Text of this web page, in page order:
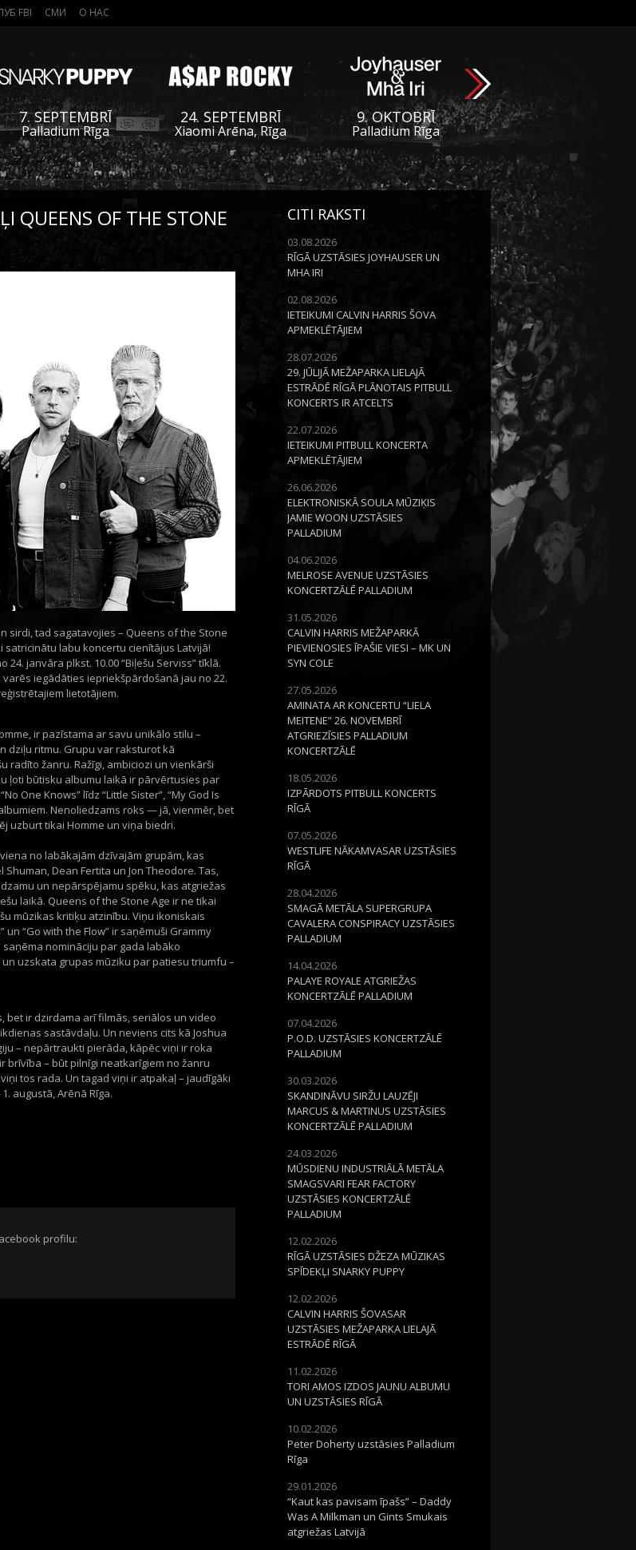
FBI СМИ О НАС
7. SEPTEMBRĪ
Palladium Rīga
24. SEPTEMBRĪ
Xiaomi Arēna, Rīga
9. OKTOBRĪ
Palladium Rīga
QUEENS OF THE STONE
sirdi, tad sagatavojies – Queens of the Stone
satricinātu labu koncertu cienītājus Latvijā!
janvāra plkst. 10.00 “Biļešu Serviss” tīklā.
iegādāties iepriekšpārdošanā jau no 22.
lietotājiem.
ir pazīstama ar savu unikālo stilu –
dziļu ritmu. Grupu var raksturot kā
žanru. Ražīgi, ambiciozi un vienkārši
ļoti būtisku albumu laikā ir pārvērtusies par
One Knows” līdz “Little Sister”, “My God Is
Nenoliedzams roks — jā, vienmēr, bet
uzburt tikai Homme un viņa biedri.
no labākajām dzīvajām grupām, kas
Dean Fertita un Jon Theodore. Tas,
un nepārspējamu spēku, kas atgriežas
laikā. Queens of the Stone Age ir ne tikai
mūzikas kritiķu atzinību. Viņu ikoniskais
un “Go with the Flow” ir saņēmuši Grammy
nomināciju par gada labāko
uzskata grupas mūziku par patiesu triumfu –
bet ir dzirdama arī filmās, seriālos un video
sastāvdaļu. Un neviens cits kā Joshua
– nepārtraukti pierāda, kāpēc viņi ir roka
brīvība – būt pilnīgi neatkarīgiem no žanru
tos rada. Un tagad viņi ir atpakaļ – jaudīgāki
augustā, Arēnā Rīga.
profilu:
CITI RAKSTI
03.08.2026
RĪGĀ UZSTĀSIES JOYHAUSER UN
MHA IRI
02.08.2026
IETEIKUMI CALVIN HARRIS ŠOVA
APMEKLĒTĀJIEM
28.07.2026
29. JŪLIJĀ MEŽAPARKA LIELAJĀ
ESTRĀDĒ RĪGĀ PLĀNOTAIS PITBULL
KONCERTS IR ATCELTS
22.07.2026
IETEIKUMI PITBULL KONCERTA
APMEKLĒTĀJIEM
26.06.2026
ELEKTRONISKĀ SOULA MŪZIĶIS
JAMIE WOON UZSTĀSIES
PALLADIUM
04.06.2026
MELROSE AVENUE UZSTĀSIES
KONCERTZĀLĒ PALLADIUM
31.05.2026
CALVIN HARRIS MEŽAPARKĀ
PIEVIENOSIES ĪPAŠIE VIESI – MK UN
SYN COLE
27.05.2026
AMINATA AR KONCERTU “LIELA
MEITENE” 26. NOVEMBRĪ
ATGRIEZĪSIES PALLADIUM
KONCERTZĀLĒ
18.05.2026
IZPĀRDOTS PITBULL KONCERTS
RĪGĀ
07.05.2026
WESTLIFE NĀKAMVASAR UZSTĀSIES
RĪGĀ
28.04.2026
SMAGĀ METĀLA SUPERGRUPA
CAVALERA CONSPIRACY UZSTĀSIES
PALLADIUM
14.04.2026
PALAYE ROYALE ATGRIEŽAS
KONCERTZĀLĒ PALLADIUM
07.04.2026
P.O.D. UZSTĀSIES KONCERTZĀLĒ
PALLADIUM
30.03.2026
SKANDINĀVU SIRŽU LAUZĒJI
MARCUS & MARTINUS UZSTĀSIES
KONCERTZĀLĒ PALLADIUM
24.03.2026
MŪSDIENU INDUSTRIĀLĀ METĀLA
SMAGSVARI FEAR FACTORY
UZSTĀSIES KONCERTZĀLĒ
PALLADIUM
12.02.2026
RĪGĀ UZSTĀSIES DŽEZA MŪZIKAS
SPĪDEKĻI SNARKY PUPPY
12.02.2026
CALVIN HARRIS ŠOVASAR
UZSTĀSIES MEŽAPARKA LIELAJĀ
ESTRĀDĒ RĪGĀ
11.02.2026
TORI AMOS IZDOS JAUNU ALBUMU
UN UZSTĀSIES RĪGĀ
10.02.2026
Peter Doherty uzstāsies Palladium
Rīga
29.01.2026
“Kaut kas pavisam īpašs” – Daddy
Was A Milkman un Gints Smukais
atgriežas Latvijā